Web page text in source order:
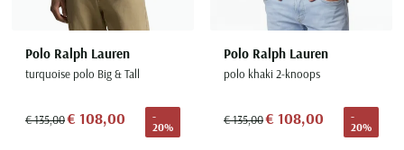
Polo Ralph Lauren
turquoise polo Big & Tall
€ 135,00€ 108,00
-
20%
Polo Ralph Lauren
polo khaki 2-knoops
€ 135,00€ 108,00
-
20%